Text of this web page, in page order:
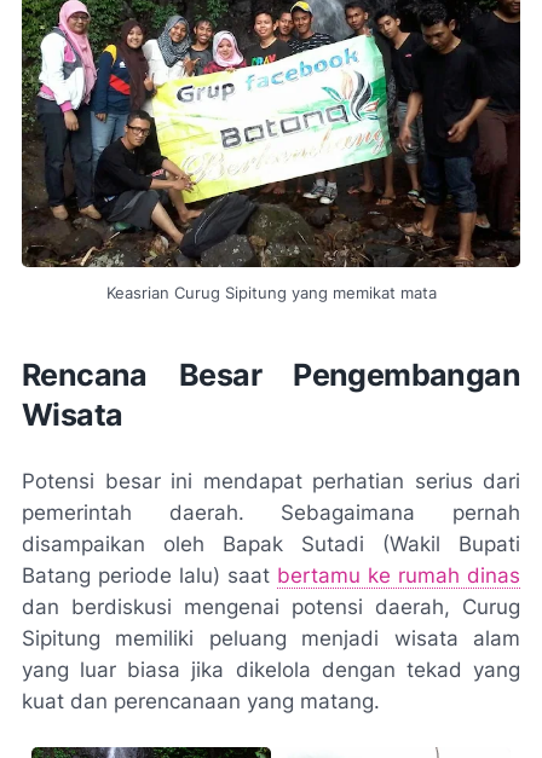
Keasrian Curug Sipitung yang memikat mata
Rencana Besar Pengembangan
Wisata
Potensi besar ini mendapat perhatian serius dari
pemerintah daerah. Sebagaimana pernah
disampaikan oleh Bapak Sutadi (Wakil Bupati
Batang periode lalu) saat bertamu ke rumah dinas
dan berdiskusi mengenai potensi daerah, Curug
Sipitung memiliki peluang menjadi wisata alam
yang luar biasa jika dikelola dengan tekad yang
kuat dan perencanaan yang matang.